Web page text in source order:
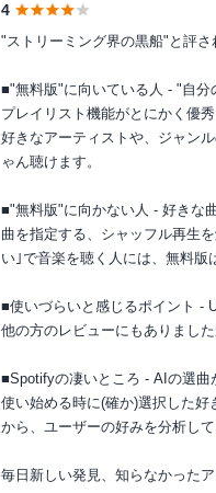
4
"ストリーミング界の黒船"と評さ
■"無料版"に向いている人 - "自分
プレイリスト機能がとにかく優秀
好きなアーティストや、ジャン
ゃん聴けます。
■"無料版"に向かない人 - 好きな
曲を指定する、シャッフル再生
い｣で音楽を聴く人には、無料版
■使いづらいと感じるポイント -
他の方のレビューにもありまし
■Spotifyの凄いところ - AIの選曲
使い始める時に(確か)選択した
から、ユーザーの好みを分析し
毎日新しい発見、知らなかった